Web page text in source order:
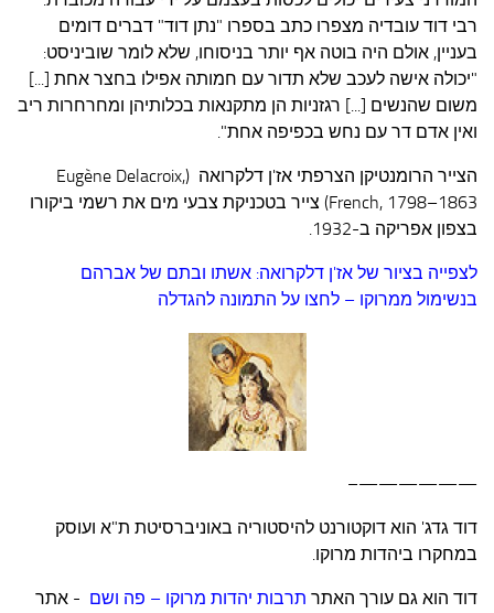
רבי דוד עובדיה מצפרו כתב בספרו "נתן דוד" דברים דומים
בעניין, אולם היה בוטה אף יותר בניסוחו, שלא לומר שוביניסט:
"יכולה אישה לעכב שלא תדור עם חמותה אפילו בחצר אחת [...]
משום שהנשים [...] רגזניות הן מתקנאות בכלותיהן ומחרחרות ריב
ואין אדם דר עם נחש בכפיפה אחת".
הצייר הרומנטיקן הצרפתי אז'ן דלקרואה (Eugène Delacroix,
French, 1798–1863) צייר בטכניקת צבעי מים את רשמי ביקורו
בצפון אפריקה ב-1932.
לצפייה בציור של אז'ן דלקרואה: אשתו ובתם של אברהם
בנשימול ממרוקו – לחצו על התמונה להגדלה
——————–
דוד גדג' הוא דוקטורנט להיסטוריה באוניברסיטת ת"א ועוסק
במחקרו ביהדות מרוקו.
דוד הוא גם עורך האתר תרבות יהדות מרוקו – פה ושם - אתר